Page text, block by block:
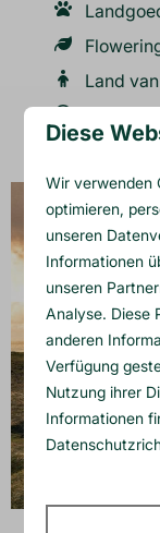
Land
Diese
Wir verwenden
optimieren,
unseren
Informationen
unseren
Analyse. Diese
anderen
Verfügung
Nutzung ihrer
Informationen